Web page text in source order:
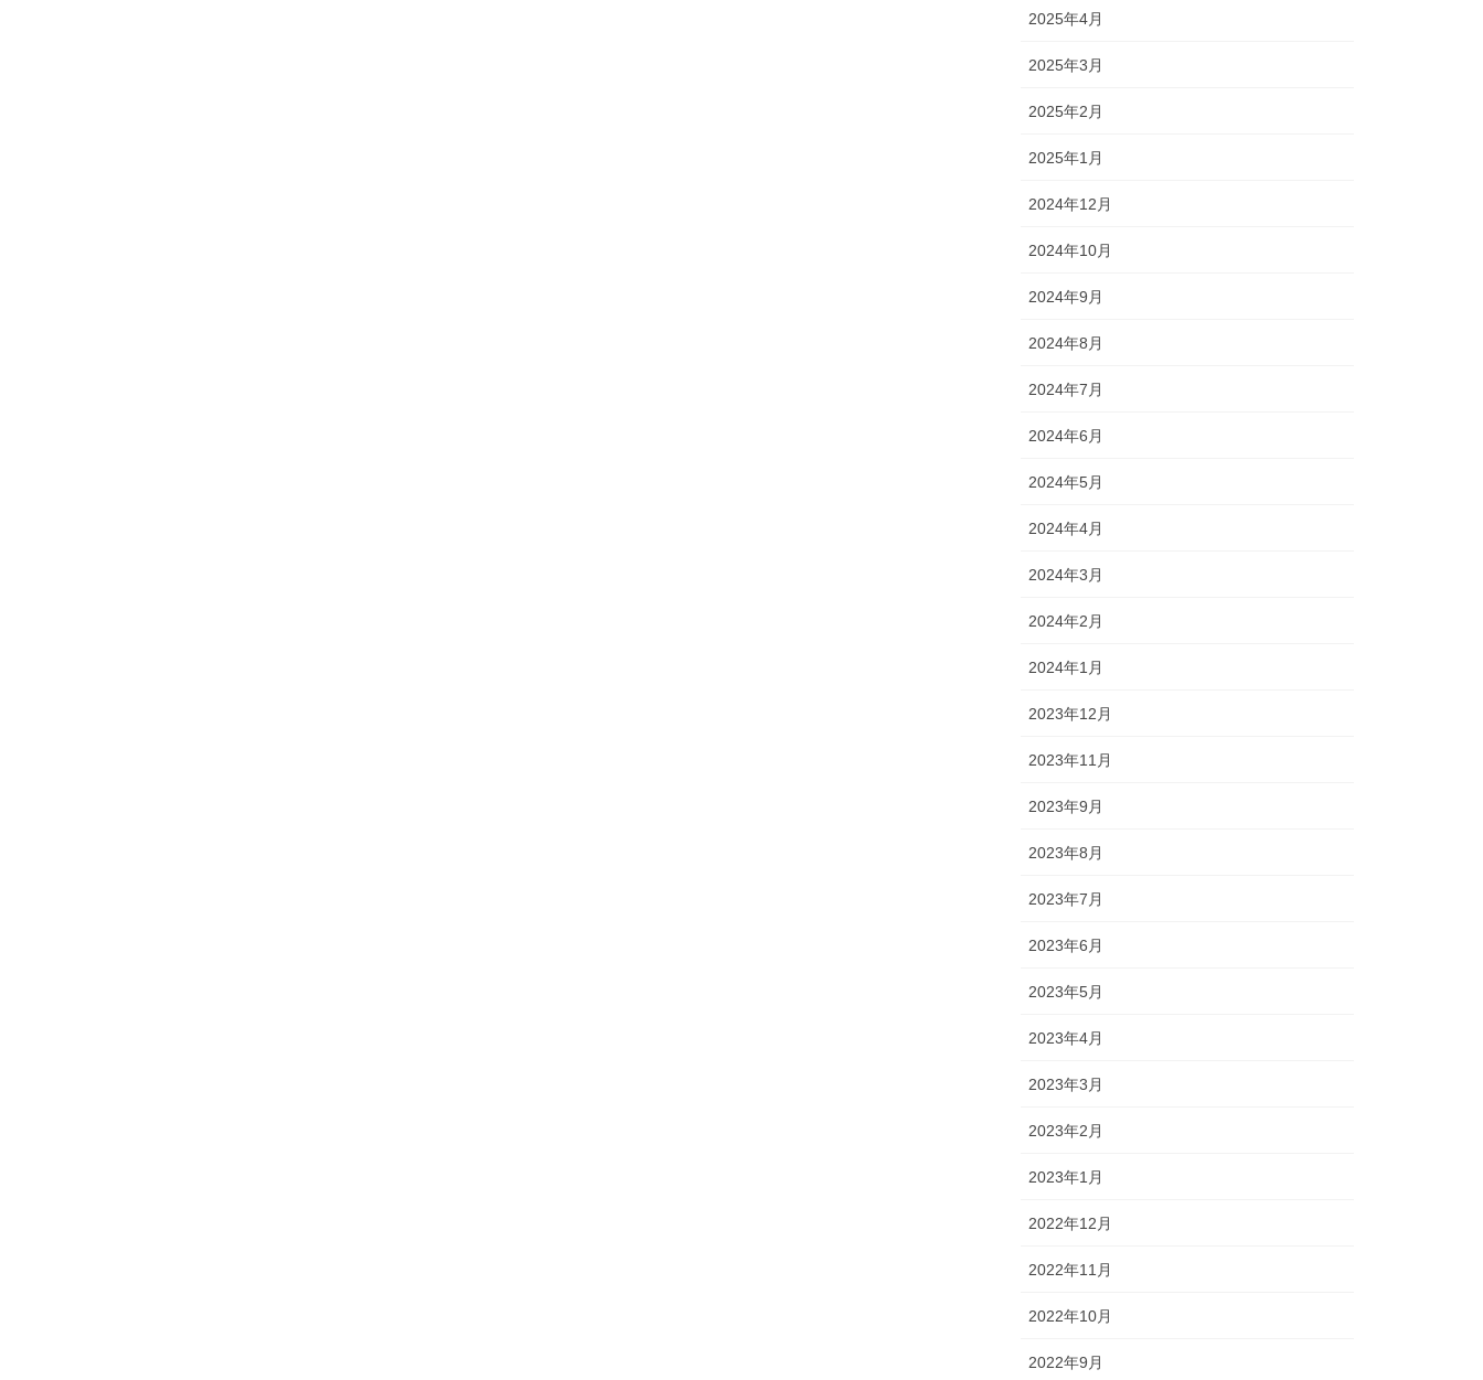
2025年4月
2025年3月
2025年2月
2025年1月
2024年12月
2024年10月
2024年9月
2024年8月
2024年7月
2024年6月
2024年5月
2024年4月
2024年3月
2024年2月
2024年1月
2023年12月
2023年11月
2023年9月
2023年8月
2023年7月
2023年6月
2023年5月
2023年4月
2023年3月
2023年2月
2023年1月
2022年12月
2022年11月
2022年10月
2022年9月